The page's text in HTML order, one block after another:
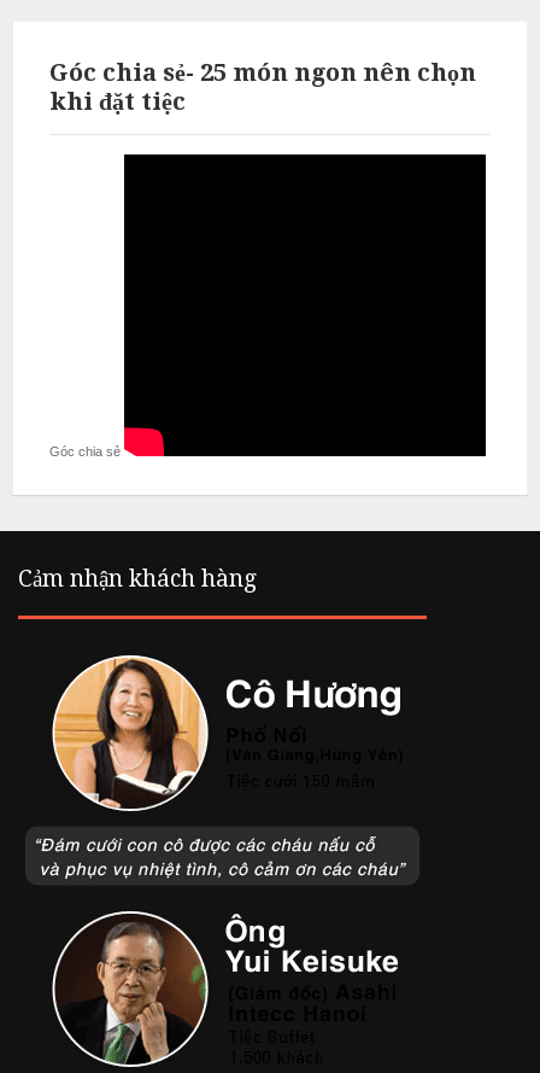
ừ
Góc chia sẻ- 25 món ngon nên chọn
khi đặt tiệc
Góc chia sẻ
Cảm nhận khách hàng